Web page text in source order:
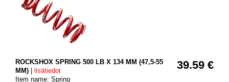
39.59 €
ROCKSHOX SPRING 500 LB X 134 MM (47,5-55
MM) | lisätiedot
Item name: Spring